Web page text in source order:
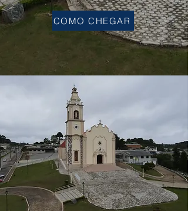
COMO CHEGAR